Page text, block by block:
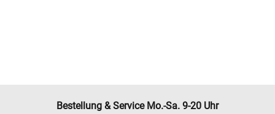
Bestellung & Service Mo.-Sa. 9-20 Uhr